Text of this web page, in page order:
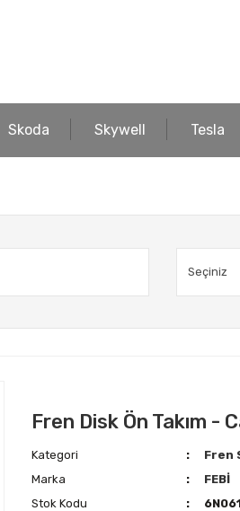
Skoda Skywell Tesla
Fren Disk Ön Takım -
Kategori
Fren
Marka
FEBİ
Stok Kodu